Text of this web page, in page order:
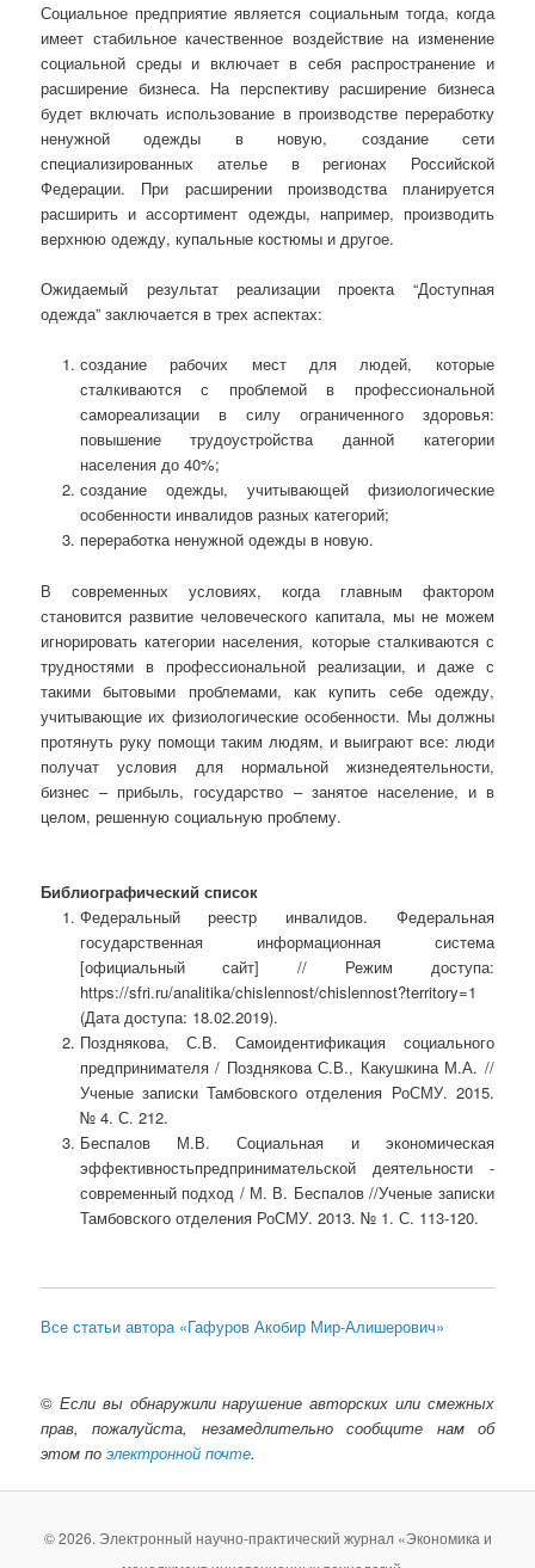
Социальное предприятие является социальным тогда, когда
имеет стабильное качественное воздействие на изменение
социальной среды и включает в себя распространение и
расширение бизнеса. На перспективу расширение бизнеса
будет включать использование в производстве переработку
ненужной одежды в новую, создание сети
специализированных ателье в регионах Российской
Федерации. При расширении производства планируется
расширить и ассортимент одежды, например, производить
верхнюю одежду, купальные костюмы и другое.
Ожидаемый результат реализации проекта “Доступная
одежда” заключается в трех аспектах:
создание рабочих мест для людей, которые
сталкиваются с проблемой в профессиональной
самореализации в силу ограниченного здоровья:
повышение трудоустройства данной категории
населения до 40%;
создание одежды, учитывающей физиологические
особенности инвалидов разных категорий;
переработка ненужной одежды в новую.
В современных условиях, когда главным фактором
становится развитие человеческого капитала, мы не можем
игнорировать категории населения, которые сталкиваются с
трудностями в профессиональной реализации, и даже с
такими бытовыми проблемами, как купить себе одежду,
учитывающие их физиологические особенности. Мы должны
протянуть руку помощи таким людям, и выиграют все: люди
получат условия для нормальной жизнедеятельности,
бизнес – прибыль, государство – занятое население, и в
целом, решенную социальную проблему.
Библиографический список
Федеральный реестр инвалидов. Федеральная
государственная информационная система
[официальный сайт] // Режим доступа:
https://sfri.ru/analitika/chislennost/chislennost?territory=1
(Дата доступа: 18.02.2019).
Позднякова, С.В. Самоидентификация социального
предпринимателя / Позднякова С.В., Какушкина М.А. //
Ученые записки Тамбовского отделения РоСМУ. 2015.
№ 4. С. 212.
Беспалов М.В. Социальная и экономическая
эффективностьпредпринимательской деятельности -
современный подход / М. В. Беспалов //Ученые записки
Тамбовского отделения РоСМУ. 2013. № 1. С. 113-120.
Все статьи автора «Гафуров Акобир Мир-Алишерович»
© Если вы обнаружили нарушение авторских или смежных
прав, пожалуйста, незамедлительно сообщите нам об
этом поэлектронной почте.
© 2026. Электронный научно-практический журнал «Экономика и